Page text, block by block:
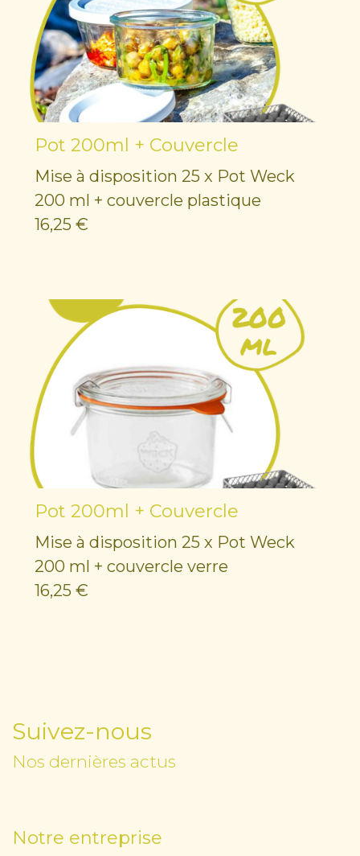
Pot 200ml + Couvercle
Mise à disposition 25 x Pot Weck
200 ml + couvercle plastique
16,25 €
Pot 200ml + Couvercle
Mise à disposition 25 x Pot Weck
200 ml + couvercle verre
16,25 €
Suivez-nous
Nos dernières actus
Notre entreprise